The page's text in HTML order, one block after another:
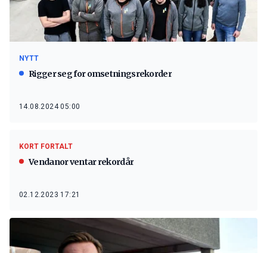
NYTT
Rigger seg for omsetningsrekorder
14.08.2024 05:00
KORT FORTALT
Vendanor ventar rekordår
02.12.2023 17:21